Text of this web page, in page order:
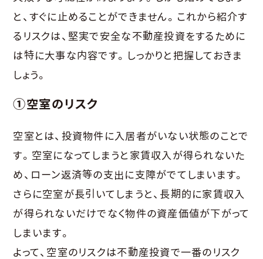
と、すぐに止めることができません。これから紹介す
るリスクは、堅実で安全な不動産投資をするために
は特に大事な内容です。しっかりと把握しておきま
しょう。
①空室のリスク
空室とは、投資物件に入居者がいない状態のことで
す。空室になってしまうと家賃収入が得られないた
め、ローン返済等の支出に支障がでてしまいます。
さらに空室が長引いてしまうと、長期的に家賃収入
が得られないだけでなく物件の資産価値が下がって
しまいます。
よって、空室のリスクは不動産投資で一番のリスク